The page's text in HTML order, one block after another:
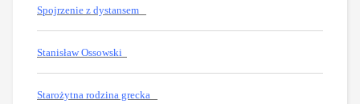
Spojrzenie z dystansem
Stanisław Ossowski
Starożytna rodzina grecka